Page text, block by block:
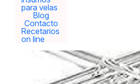
para velas
Blog
Contacto
Recetarios
on line